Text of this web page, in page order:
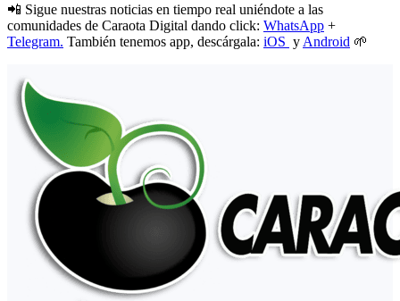
📲 Sigue nuestras noticias en tiempo real uniéndote a las
comunidades de Caraota Digital dando click: WhatsApp +
Telegram. También tenemos app, descárgala: iOS y Android 🌱